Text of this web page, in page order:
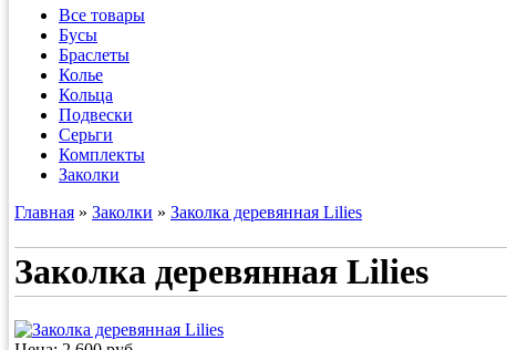
Все товары
Бусы
Браслеты
Колье
Кольца
Подвески
Серьги
Комплекты
Заколки
Главная » Заколки » Заколка деревянная Lilies
Заколка деревянная Lilies